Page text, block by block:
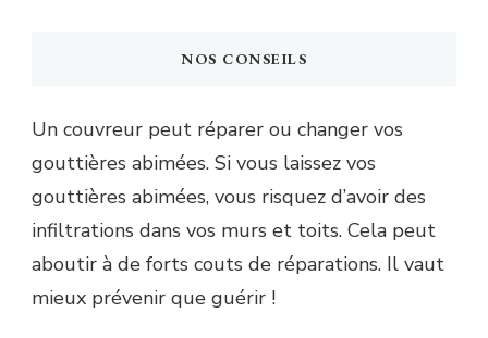
NOS CONSEILS
Un couvreur peut réparer ou changer vos
gouttières abimées. Si vous laissez vos
gouttières abimées, vous risquez d’avoir des
infiltrations dans vos murs et toits. Cela peut
aboutir à de forts couts de réparations. Il vaut
mieux prévenir que guérir !